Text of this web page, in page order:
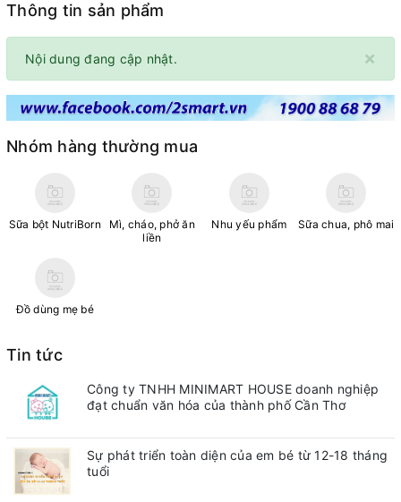
Thông tin sản phẩm
×
Nội dung đang cập nhật.
Nhóm hàng thường mua
Sữa bột NutriBorn
Mì, cháo, phở ăn
liền
Nhu yếu phẩm Sữa chua, phô mai
Đồ dùng mẹ bé
Tin tức
Công ty TNHH MINIMART HOUSE doanh nghiệp
đạt chuẩn văn hóa của thành phố Cần Thơ
Sự phát triển toàn diện của em bé từ 12-18 tháng
tuổi